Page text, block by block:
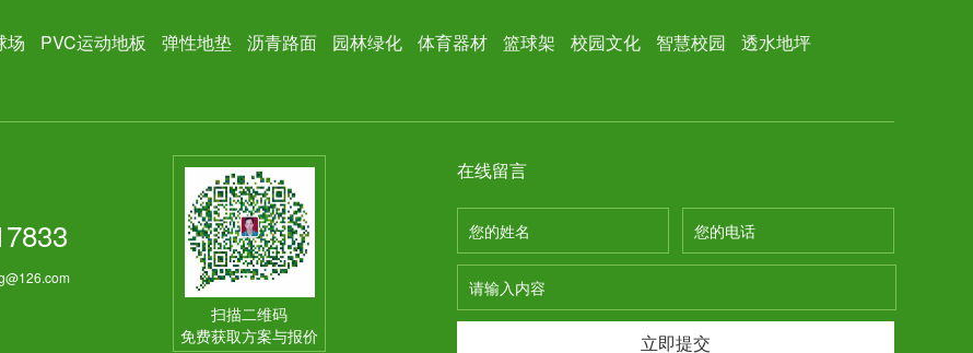
场 PVC运动地板 弹性地垫 沥青路面 园林绿化 体育器材 篮球架 校园文化 智慧校园
透水地坪
扫描二维码
免费获取方案与报价
在线留言